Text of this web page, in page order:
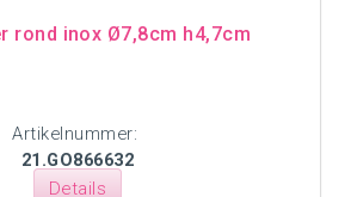
rond inox Ø7,8cm h4,7cm
Artikelnummer:
21.GO866632
Details